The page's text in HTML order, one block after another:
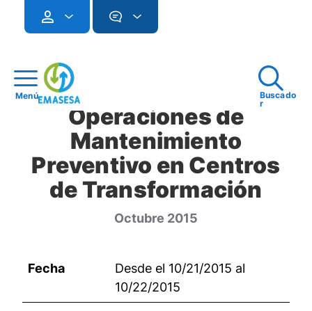
Menú
Buscado
r
Operaciones de
Mantenimiento
Preventivo en Centros
de Transformación
Octubre 2015
Fecha
Desde el 10/21/2015 al
10/22/2015